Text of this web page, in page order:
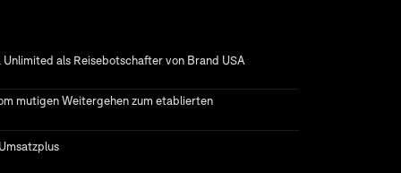
als Reisebotschafter von Brand USA
mutigen Weitergehen zum etablierten